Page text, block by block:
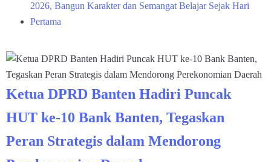
2026, Bangun Karakter dan Semangat Belajar Sejak Hari
Pertama
Ketua DPRD Banten Hadiri Puncak
HUT ke-10 Bank Banten, Tegaskan
Peran Strategis dalam Mendorong